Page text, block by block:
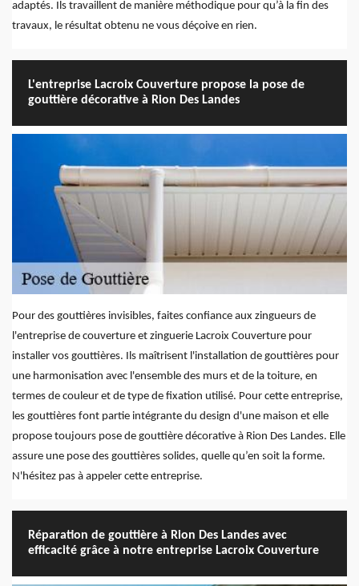
adaptés. Ils travaillent de manière méthodique pour qu’à la fin des
travaux, le résultat obtenu ne vous déçoive en rien.
L'entreprise Lacroix Couverture propose la pose de
gouttière décorative à Rion Des Landes
Pour des gouttières invisibles, faites confiance aux zingueurs de
l'entreprise de couverture et zinguerie Lacroix Couverture pour
installer vos gouttières. Ils maîtrisent l'installation de gouttières pour
une harmonisation avec l'ensemble des murs et de la toiture, en
termes de couleur et de type de fixation utilisé. Pour cette entreprise,
les gouttières font partie intégrante du design d'une maison et elle
propose toujours pose de gouttière décorative à Rion Des Landes. Elle
assure une pose des gouttières solides, quelle qu’en soit la forme.
N'hésitez pas à appeler cette entreprise.
Réparation de gouttière à Rion Des Landes avec
efficacité grâce à notre entreprise Lacroix Couverture